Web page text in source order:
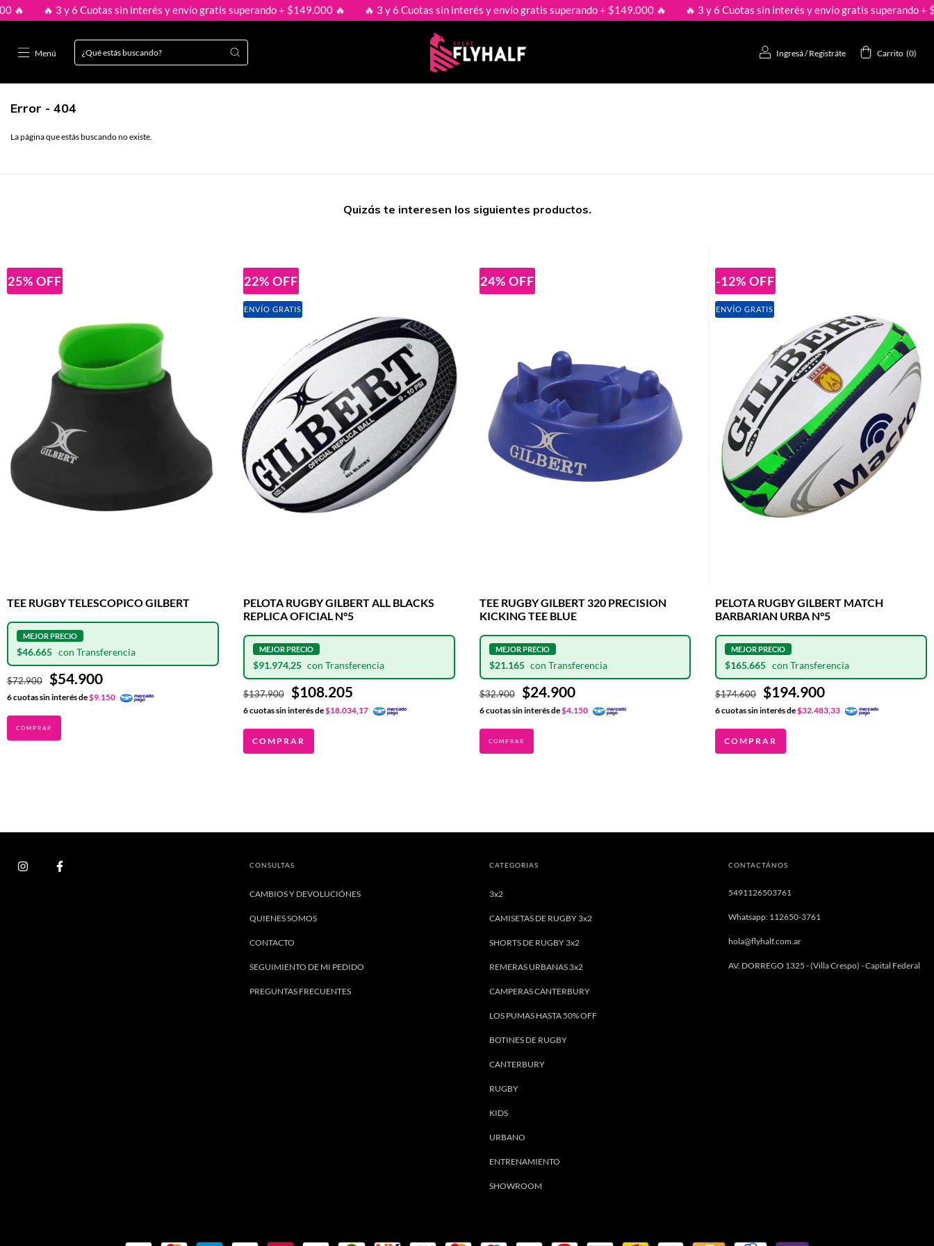
🔥 3 y 6 Cuotas sin interés y envío gratis superando + $149.000 🔥 🔥 3 y 6 Cuotas sin interés y envío gratis superando + $149.000 🔥 🔥 3 y 6 Cuotas sin interés y envío gratis superando +
Menú Ingresá/Registráte Carrito (0)
Error - 404
La página que estás buscando no existe.
Quizás te interesen los siguientes productos.
25% OFF
TEE RUGBY TELESCOPICO GILBERT
$72.900 $54.900
$46.665
6cuotas sin interés de$9.150
22% OFF
ENVÍO GRATIS
PELOTA RUGBY GILBERT ALL BLACKS
REPLICA OFICIAL N°5
$137.900 $108.205
$91.974,25
6cuotas sin interés de$18.034,17
COMPRAR
24% OFF
TEE RUGBY GILBERT 320 PRECISION
KICKING TEE BLUE
$32.900 $24.900
$21.165
6cuotas sin interés de$4.150
-12%OFF
ENVÍO GRATIS
PELOTA RUGBY GILBERT MATCH
BARBARIAN URBA N°5
$174.600 $194.900
$165.665
6cuotas sin interés de$32.483,33
COMPRAR
CONSULTAS
CAMBIOS Y DEVOLUCIÓNES
QUIENES SOMOS
CONTACTO
SEGUIMIENTO DE MI PEDIDO
PREGUNTAS FRECUENTES
CATEGORIAS
3x2
CAMISETAS DE RUGBY 3x2
SHORTS DE RUGBY 3x2
REMERAS URBANAS 3x2
CAMPERAS CANTERBURY
LOS PUMAS HASTA 50% OFF
BOTINES DE RUGBY
CANTERBURY
RUGBY
KIDS
URBANO
ENTRENAMIENTO
SHOWROOM
CONTACTÁNOS
5491126503761
Whatsapp: 112650-3761
hola@flyhalf.com.ar
AV. DORREGO 1325 - (Villa Crespo) - Capital Federal